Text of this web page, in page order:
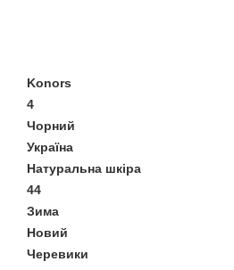
Konors
4
Чорний
Україна
Натуральна шкіра
44
Зима
Новий
Черевики